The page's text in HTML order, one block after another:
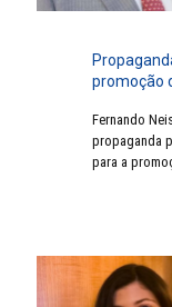
promoção
Fernando
propaganda
para a